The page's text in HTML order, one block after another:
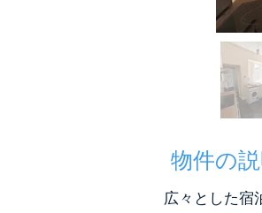
物件の
広々とした宿